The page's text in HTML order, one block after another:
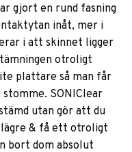
gjort en rund fasning
inåt, mer i
i att skinnet ligger
otroligt
plattare så man får
SONIClear
utan gör att du
& få ett otroligt
bort dom absolut